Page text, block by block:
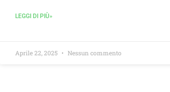
LEGGI DI PIÙ»
Aprile 22, 2025 Nessun commento